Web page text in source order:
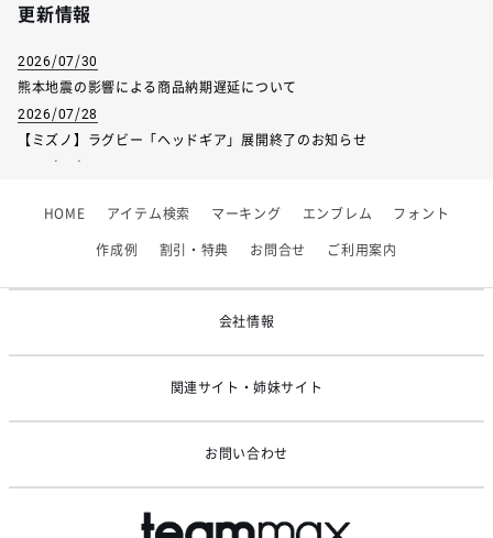
更新情報
2026/07/30
熊本地震の影響による商品納期遅延について
2026/07/28
【ミズノ】ラグビー「ヘッドギア」展開終了のお知らせ
2026/07/01
2026/06/09
【アシックス】一部商品「生地の在庫限り」廃盤のお知らせ
HOME アイテム検索 マーキング エンブレム フォント
作成例 割引・特典 お問合せ ご利用案内
会社情報
関連サイト・姉妹サイト
お問い合わせ